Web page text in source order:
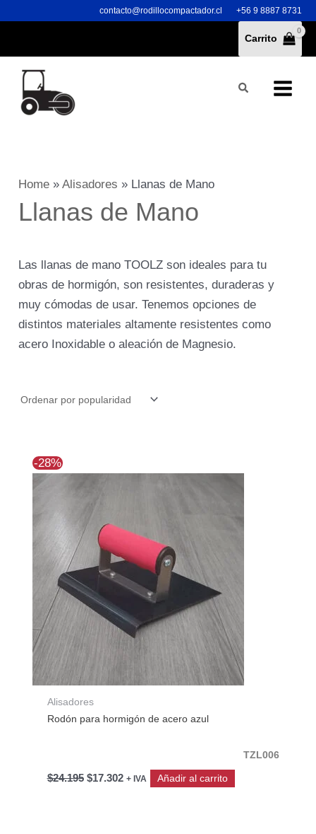
contacto@rodillocompactador.cl +56 9 8887 8731
Carrito
Buscar
Home »Alisadores » Llanas de Mano
Llanas de Mano
Las llanas de mano TOOLZ son ideales para tu
obras de hormigón, son resistentes, duraderas y
muy cómodas de usar. Tenemos opciones de
distintos materiales altamente resistentes como
acero Inoxidable o aleación de Magnesio.
-28%
Alisadores
Rodón para hormigón de acero azul
TZL006
$24.195
precio
$24.195.
$17.302
precio
+ IVA Añadir al carrito